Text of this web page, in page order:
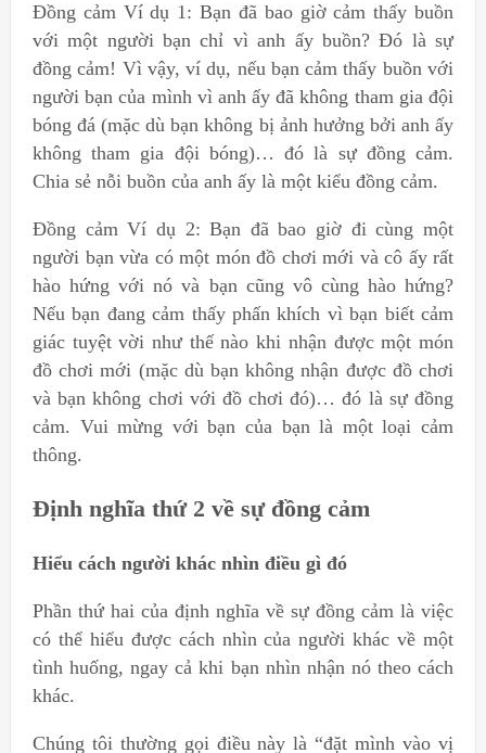
Đồng cảm Ví dụ 1: Bạn đã bao giờ cảm thấy buồn
với một người bạn chỉ vì anh ấy buồn? Đó là sự
đồng cảm! Vì vậy, ví dụ, nếu bạn cảm thấy buồn với
người bạn của mình vì anh ấy đã không tham gia đội
bóng đá (mặc dù bạn không bị ảnh hưởng bởi anh ấy
không tham gia đội bóng)… đó là sự đồng cảm.
Chia sẻ nỗi buồn của anh ấy là một kiểu đồng cảm.
Đồng cảm Ví dụ 2: Bạn đã bao giờ đi cùng một
người bạn vừa có một món đồ chơi mới và cô ấy rất
hào hứng với nó và bạn cũng vô cùng hào hứng?
Nếu bạn đang cảm thấy phấn khích vì bạn biết cảm
giác tuyệt vời như thế nào khi nhận được một món
đồ chơi mới (mặc dù bạn không nhận được đồ chơi
và bạn không chơi với đồ chơi đó)… đó là sự đồng
cảm. Vui mừng với bạn của bạn là một loại cảm
thông.
Định nghĩa thứ 2 về sự đồng cảm
Hiểu cách người khác nhìn điều gì đó
Phần thứ hai của định nghĩa về sự đồng cảm là việc
có thể hiểu được cách nhìn của người khác về một
tình huống, ngay cả khi bạn nhìn nhận nó theo cách
khác.
Chúng tôi thường gọi điều này là “đặt mình vào vị